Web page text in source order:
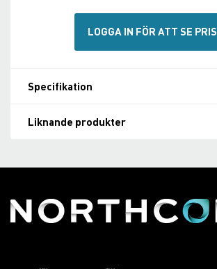
LOGGA IN FÖR ATT SE PRIS
Specifikation
Liknande produkter